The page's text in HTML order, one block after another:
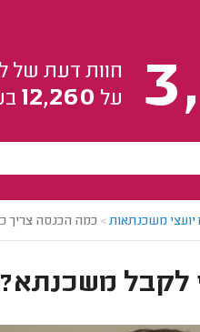
חוות דעת של
על 12,260
יועצי משכנתאות> כמה הכנסה צריך
לקבל משכנתא?